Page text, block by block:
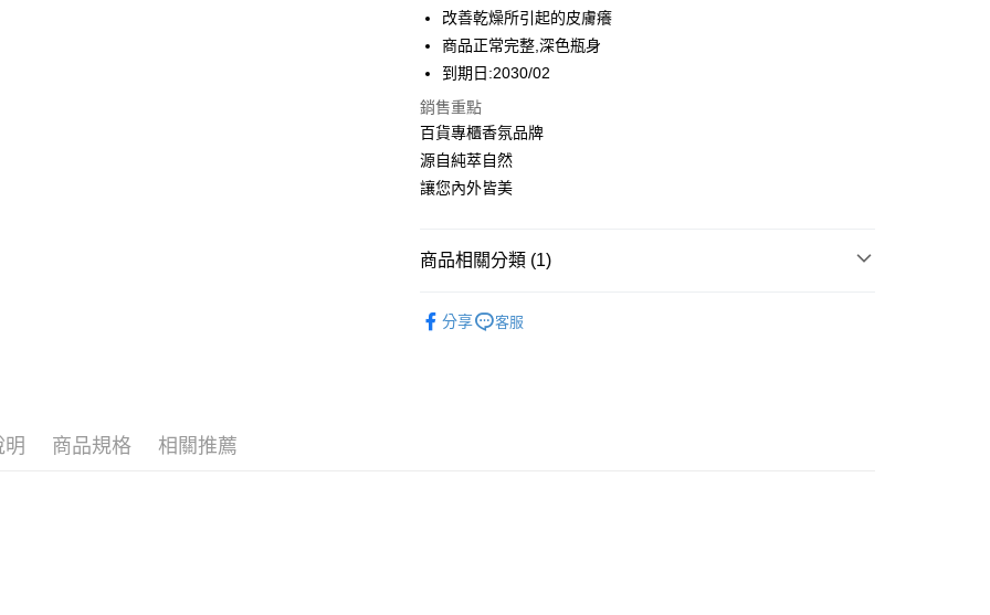
運送方式
每筆NT$60，滿NT$880(含以上)免運費
付款後全家取貨
每筆NT$60，滿NT$880(含以上)免運費
每筆NT$60，滿NT$880(含以上)免運費
每筆NT$60，滿NT$880(含以上)免運費
改善乾燥所引起的皮膚癢
商品正常完整,深色瓶身
到期日:2030/02
銷售重點
百貨專櫃香氛品牌
源自純萃自然
讓您內外皆美
商品相關分類 (1)
分享
客服
明 商品規格 相關推薦